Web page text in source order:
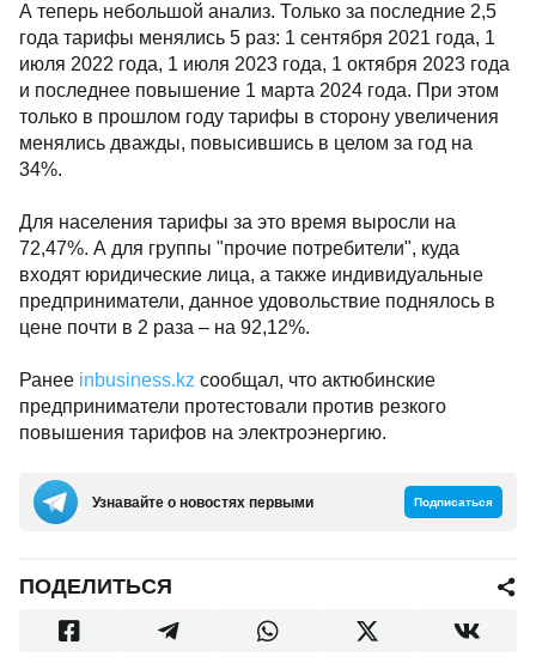
А теперь небольшой анализ. Только за последние 2,5
года тарифы менялись 5 раз: 1 сентября 2021 года, 1
июля 2022 года, 1 июля 2023 года, 1 октября 2023 года
и последнее повышение 1 марта 2024 года. При этом
только в прошлом году тарифы в сторону увеличения
менялись дважды, повысившись в целом за год на
34%.
Для населения тарифы за это время выросли на
72,47%. А для группы "прочие потребители", куда
входят юридические лица, а также индивидуальные
предприниматели, данное удовольствие поднялось в
цене почти в 2 раза – на 92,12%.
Ранее inbusiness.kz сообщал, что актюбинские
предприниматели протестовали против резкого
повышения тарифов на электроэнергию.
Узнавайте о новостях первыми Подписаться
ПОДЕЛИТЬСЯ